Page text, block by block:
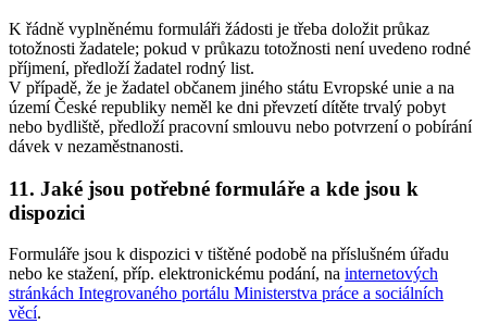
K řádně vyplněnému formuláři žádosti je třeba doložit průkaz
totožnosti žadatele; pokud v průkazu totožnosti není uvedeno rodné
příjmení, předloží žadatel rodný list.
V případě, že je žadatel občanem jiného státu Evropské unie a na
území České republiky neměl ke dni převzetí dítěte trvalý pobyt
nebo bydliště, předloží pracovní smlouvu nebo potvrzení o pobírání
dávek v nezaměstnanosti.
11. Jaké jsou potřebné formuláře a kde jsou k
dispozici
Formuláře jsou k dispozici v tištěné podobě na příslušném úřadu
nebo ke stažení, příp. elektronickému podání, na internetových
stránkách Integrovaného portálu Ministerstva práce a sociálních
věcí.